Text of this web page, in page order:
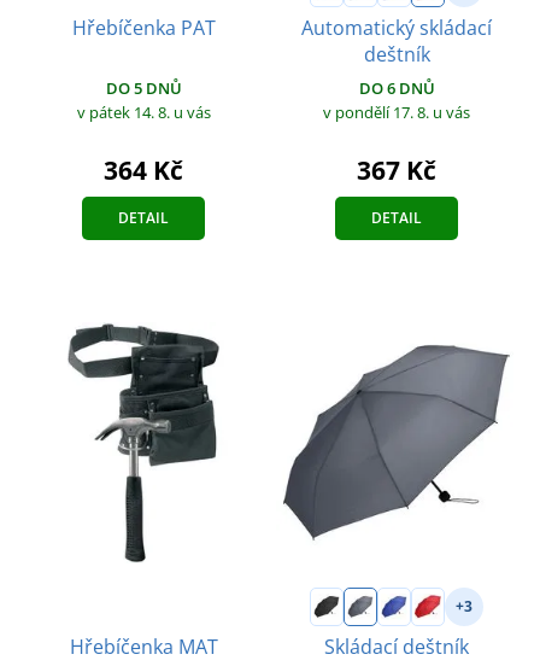
Hřebíčenka PAT
DO 5 DNŮ
v pátek 14. 8. u vás
364 Kč
DETAIL
Automatický skládací
deštník
DO 6 DNŮ
v pondělí 17. 8. u vás
367 Kč
DETAIL
Hřebíčenka MAT
+3
Skládací deštník